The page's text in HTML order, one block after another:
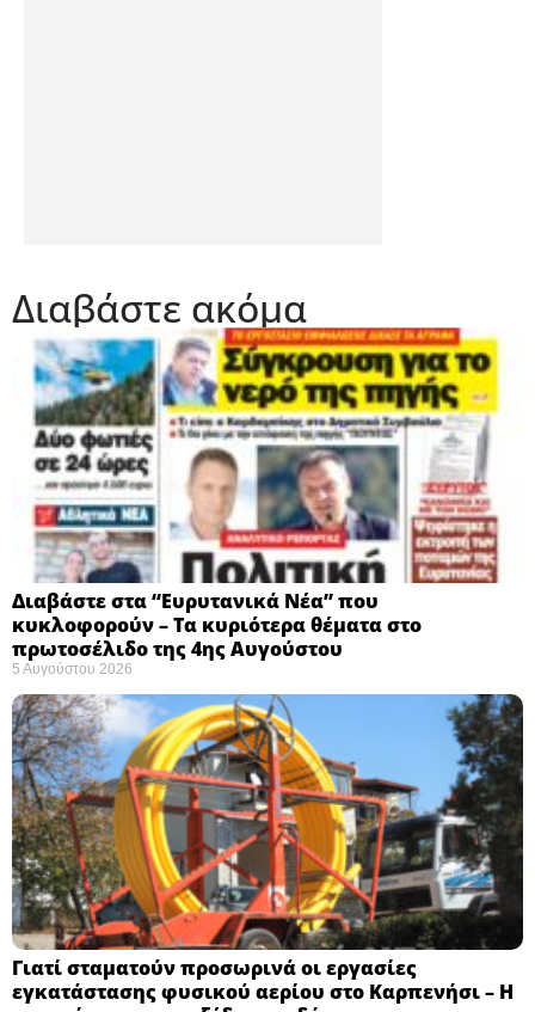
Διαβάστε ακόμα
Διαβάστε στα “Ευρυτανικά Νέα” που
κυκλοφορούν – Τα κυριότερα θέματα στο
πρωτοσέλιδο της 4ης Αυγούστου
5 Αυγούστου 2026
Γιατί σταματούν προσωρινά οι εργασίες
εγκατάστασης φυσικού αερίου στο Καρπενήσι – Η